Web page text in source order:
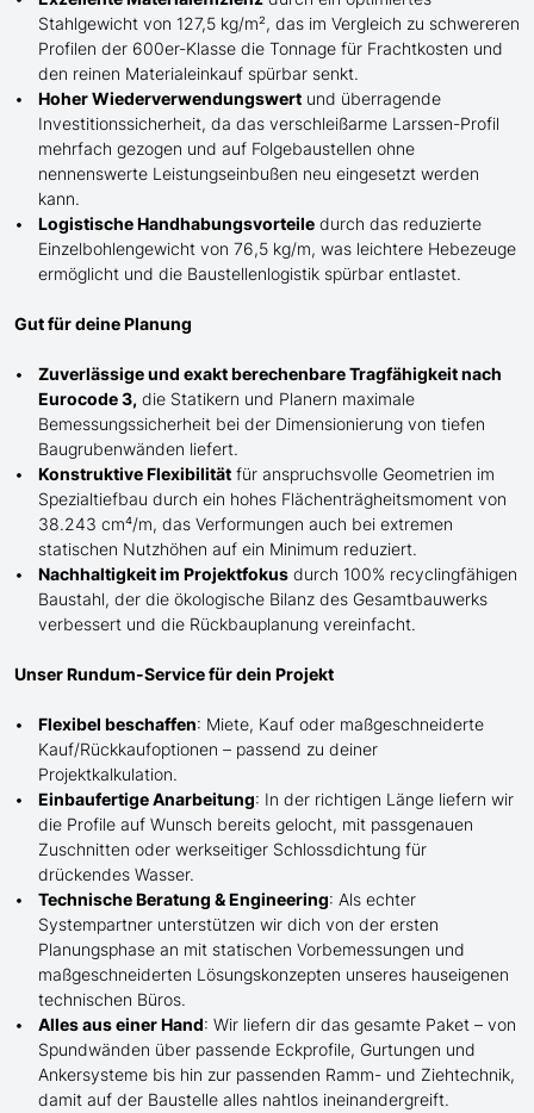
Stahlgewicht von 127,5 kg/m², das im Vergleich zu schwereren
Profilen der 600er-Klasse die Tonnage für Frachtkosten und
den reinen Materialeinkauf spürbar senkt.
Hoher Wiederverwendungswert und überragende
Investitionssicherheit, da das verschleißarme Larssen-Profil
mehrfach gezogen und auf Folgebaustellen ohne
nennenswerte Leistungseinbußen neu eingesetzt werden
kann.
Logistische Handhabungsvorteile durch das reduzierte
Einzelbohlengewicht von 76,5 kg/m, was leichtere Hebezeuge
ermöglicht und die Baustellenlogistik spürbar entlastet.
Gut für deine Planung
Zuverlässige und exakt berechenbare Tragfähigkeit nach
Eurocode 3, die Statikern und Planern maximale
Bemessungssicherheit bei der Dimensionierung von tiefen
Baugrubenwänden liefert.
Konstruktive Flexibilität für anspruchsvolle Geometrien im
Spezialtiefbau durch ein hohes Flächenträgheitsmoment von
38.243 cm⁴/m, das Verformungen auch bei extremen
statischen Nutzhöhen auf ein Minimum reduziert.
Nachhaltigkeit im Projektfokus durch 100% recyclingfähigen
Baustahl, der die ökologische Bilanz des Gesamtbauwerks
verbessert und die Rückbauplanung vereinfacht.
Unser Rundum-Service für dein Projekt
Flexibel beschaffen: Miete, Kauf oder maßgeschneiderte
Kauf/Rückkaufoptionen – passend zu deiner
Projektkalkulation.
Einbaufertige Anarbeitung: In der richtigen Länge liefern wir
die Profile auf Wunsch bereits gelocht, mit passgenauen
Zuschnitten oder werkseitiger Schlossdichtung für
drückendes Wasser.
Technische Beratung & Engineering: Als echter
Systempartner unterstützen wir dich von der ersten
Planungsphase an mit statischen Vorbemessungen und
maßgeschneiderten Lösungskonzepten unseres hauseigenen
technischen Büros.
Alles aus einer Hand: Wir liefern dir das gesamte Paket – von
Spundwänden über passende Eckprofile, Gurtungen und
Ankersysteme bis hin zur passenden Ramm- und Ziehtechnik,
damit auf der Baustelle alles nahtlos ineinandergreift.